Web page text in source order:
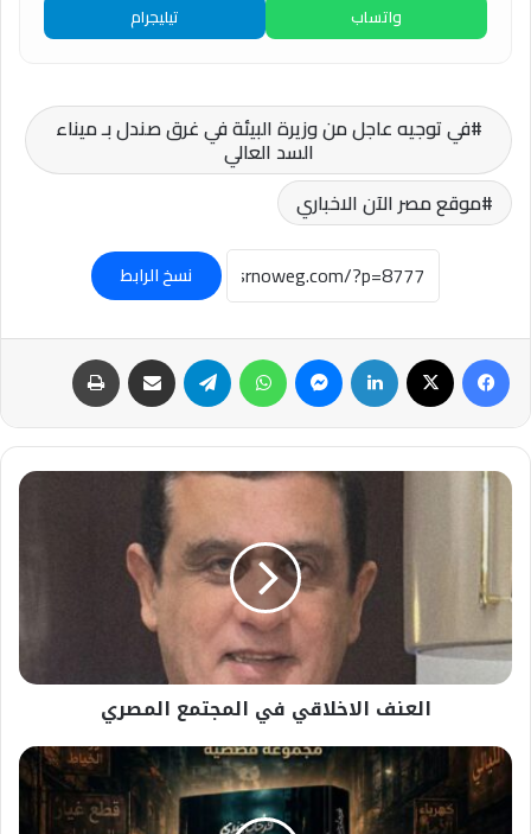
واتساب
تيليجرام
في توجيه عاجل من وزيرة البيئة في غرق صندل بـ ميناء
السد العالي
موقع مصر الآن الاخباري
نسخ الرابط
فيسبوك لينكدإن ماسنجر واتساب تيلقرام مشاركة عبر البريد
العنف
المجتمع
المصري
العنف الاخلاقي في المجتمع المصري
المغفلون
السبعة..
إصدار